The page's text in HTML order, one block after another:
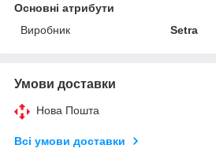
Основні атрибути
Виробник
Setra
Умови доставки
Нова Пошта
Всі умови доставки